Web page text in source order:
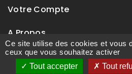
Votre Compte
A Propos
Ce site utilise des cookies et vous
ceux que vous souhaitez activer
Tout accepter
Tout